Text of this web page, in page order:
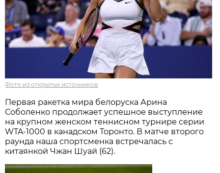
Фото из открытых источников
Первая ракетка мира белоруска Арина
Соболенко продолжает успешное выступление
на крупном женском теннисном турнире серии
WTA-1000 в канадском Торонто. В матче второго
раунда наша спортсменка встречалась с
китаянкой Чжан Шуай (62).